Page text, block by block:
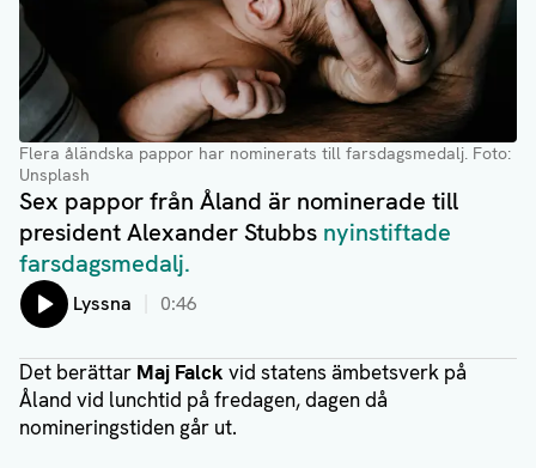
Flera åländska pappor har nominerats till farsdagsmedalj. Foto:
Unsplash
Sex pappor från Åland är nominerade till
president Alexander Stubbs nyinstiftade
farsdagsmedalj.
Lyssna 0:46
Det berättar Maj Falck vid statens ämbetsverk på
Åland vid lunchtid på fredagen, dagen då
nomineringstiden går ut.